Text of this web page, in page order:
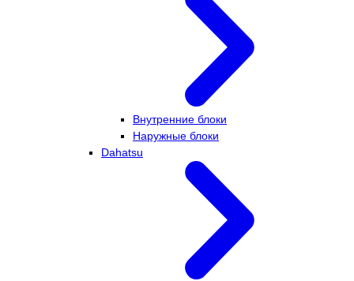
Внутренние блоки
Наружные блоки
Dahatsu